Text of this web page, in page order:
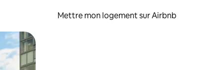
Mettre mon logement sur Airbnb